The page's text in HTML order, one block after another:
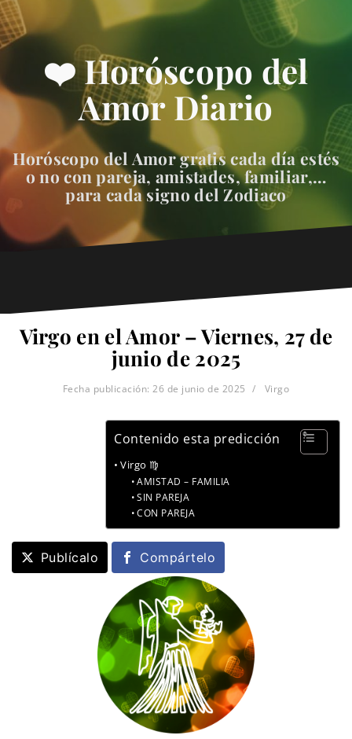
❤️ Horóscopo del
Amor Diario
Horóscopo del Amor gratis cada día estés
o no con pareja, amistades, familiar,…
para cada signo del Zodiaco
Virgo en el Amor – Viernes, 27 de
junio de 2025
Fecha publicación:26 de junio de 2025 Virgo
Contenido esta predicción
Virgo ♍
AMISTAD – FAMILIA
SIN PAREJA
CON PAREJA
Publícalo Compártelo